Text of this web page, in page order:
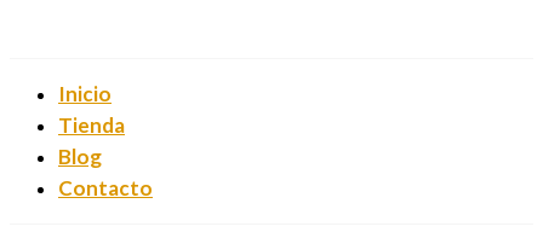
Inicio
Tienda
Blog
Contacto